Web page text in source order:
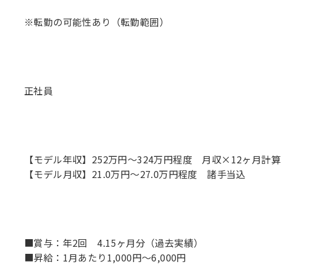
※転勤の可能性あり（転勤範囲）
正社員
【モデル年収】252万円〜324万円程度 月収×12ヶ月計算
【モデル月収】21.0万円〜27.0万円程度 諸手当込
■賞与：年2回 4.15ヶ月分（過去実績）
■昇給：1月あたり1,000円～6,000円